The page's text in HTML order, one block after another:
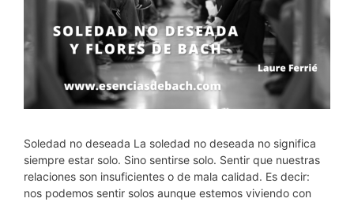
Soledad no deseada La soledad no deseada no significa
siempre estar solo. Sino sentirse solo. Sentir que nuestras
relaciones son insuficientes o de mala calidad. Es decir:
nos podemos sentir solos aunque estemos viviendo con